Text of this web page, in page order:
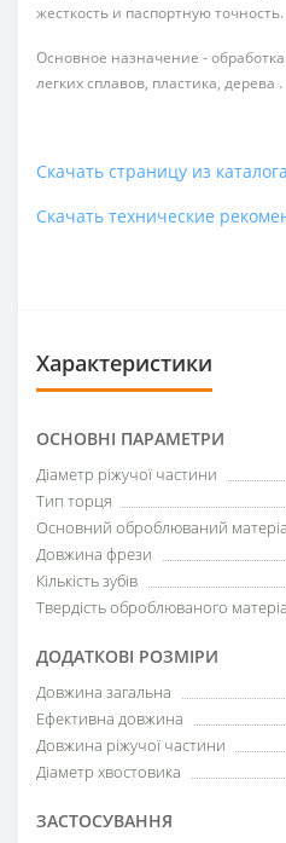
жесткость и паспортную точность.
Основное назначение -
легких сплавов, пластика, дерева .
Скачать страницу из каталога
Скачать технические
Характеристики
ОСНОВНІ ПАРАМЕТРИ
Діаметр ріжучої частини
Тип торця
Основний оброблюваний
Довжина фрези
Кількість зубів
Твердість оброблюваного
ДОДАТКОВІ РОЗМІРИ
Довжина загальна
Ефективна довжина
Довжина ріжучої частини
Діаметр хвостовика
ЗАСТОСУВАННЯ